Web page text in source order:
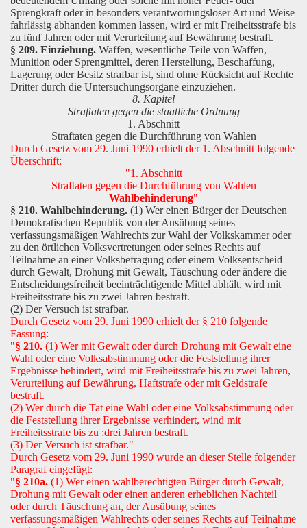
Sprengkraft oder in besonders verantwortungsloser Art und Weise
fahrlässig abhanden kommen lassen, wird er mit Freiheitsstrafe bis
zu fünf Jahren oder mit Verurteilung auf Bewährung bestraft.
§ 209. Einziehung. Waffen, wesentliche Teile von Waffen,
Munition oder Sprengmittel, deren Herstellung, Beschaffung,
Lagerung oder Besitz strafbar ist, sind ohne Rücksicht auf Rechte
Dritter durch die Untersuchungsorgane einzuziehen.
8. Kapitel
Straftaten gegen die staatliche Ordnung
1. Abschnitt
Straftaten gegen die Durchführung von Wahlen
Durch Gesetz vom 29. Juni 1990 erhielt der 1. Abschnitt folgende
Überschrift:
"1. Abschnitt
Straftaten gegen die Durchführung von Wahlen
Wahlbehinderung"
§ 210. Wahlbehinderung. (1) Wer einen Bürger der Deutschen
Demokratischen Republik von der Ausübung seines
verfassungsmäßigen Wahlrechts zur Wahl der Volkskammer oder
zu den örtlichen Volksvertretungen oder seines Rechts auf
Teilnahme an einer Volksbefragung oder einem Volksentscheid
durch Gewalt, Drohung mit Gewalt, Täuschung oder ändere die
Entscheidungsfreiheit beeinträchtigende Mittel abhält, wird mit
Freiheitsstrafe bis zu zwei Jahren bestraft.
(2) Der Versuch ist strafbar.
Durch Gesetz vom 29. Juni 1990 erhielt der § 210 folgende
Fassung:
"§ 210. (1) Wer mit Gewalt oder durch Drohung mit Gewalt eine
Wahl oder eine Volksabstimmung oder die Feststellung ihrer
Ergebnisse behindert, wird mit Freiheitsstrafe bis zu zwei Jahren,
Verurteilung auf Bewährung, Haftstrafe oder mit Geldstrafe
bestraft.
(2) Wer durch die Tat eine Wahl oder eine Volksabstimmung oder
die Feststellung ihrer Ergebnisse verhindert, wind mit
Freiheitsstrafe bis zu :drei Jahren bestraft.
(3) Der Versuch ist strafbar."
Durch Gesetz vom 29. Juni 1990 wurde an dieser Stelle folgender
Paragraf eingefügt:
"§ 210a. (1) Wer einen wahlberechtigten Bürger durch Gewalt,
Drohung mit Gewalt oder einen anderen erheblichen Nachteil
oder durch Täuschung an, der Ausübung seines
verfassungsmäßigen Wahlrechts oder seines Rechts auf Teilnahme